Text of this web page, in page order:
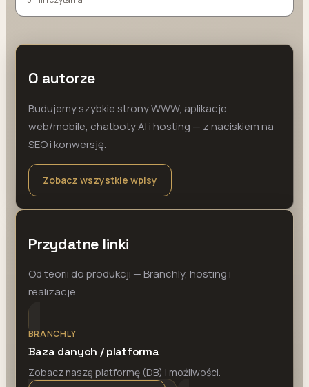
O autorze
Budujemy szybkie strony WWW, aplikacje
web/mobile, chatboty AI i hosting — z naciskiem na
SEO i konwersję.
Zobacz wszystkie wpisy
Przydatne linki
Od teorii do produkcji — Branchly, hosting i
realizacje.
BRANCHLY
Baza danych / platforma
Zobacz naszą platformę (DB) i możliwości.